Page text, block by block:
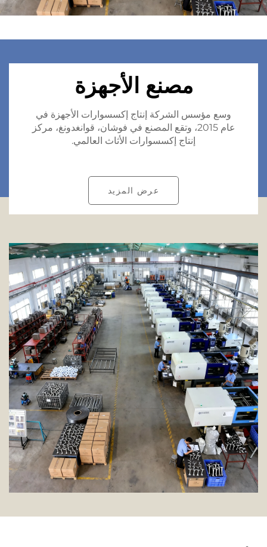
مصنع الأجهزة
وسع مؤسس الشركة إنتاج إكسسوارات الأجهزة في
عام 2015، وتقع المصنع في فوشان، قوانغدونغ، مركز
إنتاج إكسسوارات الأثاث العالمي.
عرض المزيد